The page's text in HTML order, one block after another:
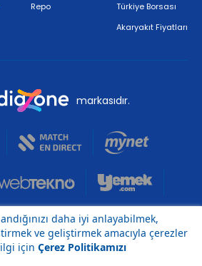
Repo
Türkiye Borsası
Akaryakıt Fiyatları
markasıdır.